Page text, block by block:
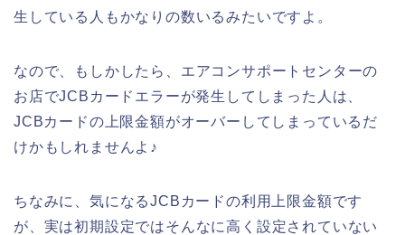
生している人もかなりの数いるみたいですよ。
なので、もしかしたら、エアコンサポートセンターの
お店でJCBカードエラーが発生してしまった人は、
JCBカードの上限金額がオーバーしてしまっているだ
けかもしれませんよ♪
ちなみに、気になるJCBカードの利用上限金額です
が、実は初期設定ではそんなに高く設定されていない